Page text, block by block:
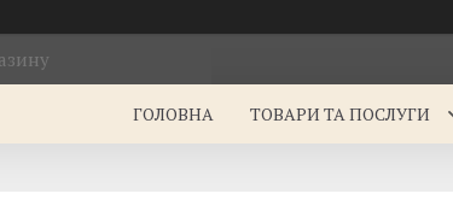
ГОЛОВНА ТОВАРИ ТА ПОСЛУГИ